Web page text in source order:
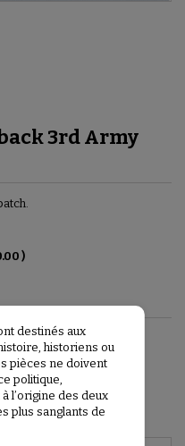
3rd Army
)
to basket
destinés aux
historiens ou
pièces ne doivent
politique,
l’origine des deux
plus sanglants de